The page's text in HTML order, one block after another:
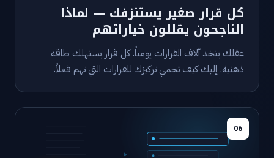
كل قرار صغير يستنزفك — لماذا
الناجحون يقللون خياراتهم
عقلك يتخذ آلاف القرارات يومياً. كل قرار يستهلك طاقة
ذهنية. إليك كيف تحمي تركيزك للقرارات التي تهم فعلاً.
06